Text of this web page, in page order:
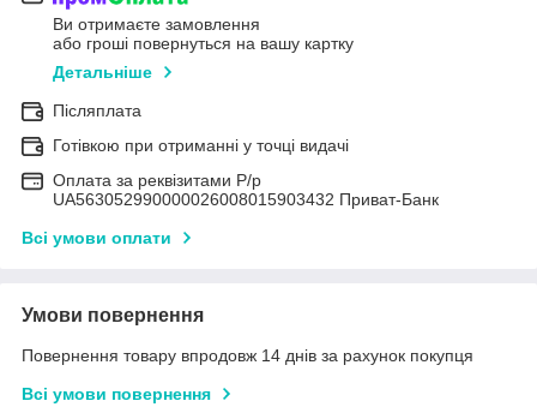
Ви отримаєте замовлення
або гроші повернуться на вашу картку
Детальніше
Післяплата
Готівкою при отриманні у точці видачі
Оплата за реквізитами Р/р
UA563052990000026008015903432 Приват-Банк
Всі умови оплати
Умови повернення
Повернення товару впродовж 14 днів за рахунок покупця
Всі умови повернення